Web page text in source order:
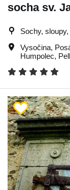
socha sv.
Sochy,
Vysočina,
Humpolec,